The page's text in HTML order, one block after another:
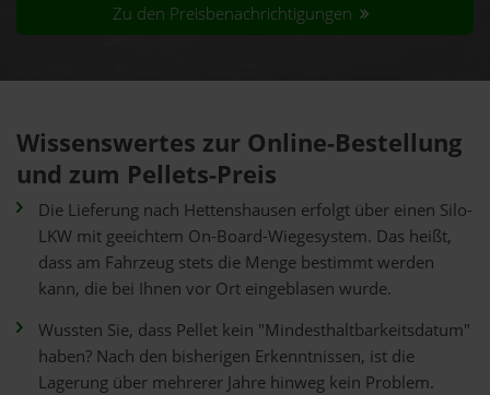
Zu den Preisbenachrichtigungen
Wissenswertes zur Online-Bestellung
und zum Pellets-Preis
Die Lieferung nach Hettenshausen erfolgt über einen Silo-
LKW mit geeichtem On-Board-Wiegesystem. Das heißt,
dass am Fahrzeug stets die Menge bestimmt werden
kann, die bei Ihnen vor Ort eingeblasen wurde.
Wussten Sie, dass Pellet kein "Mindesthaltbarkeitsdatum"
haben? Nach den bisherigen Erkenntnissen, ist die
Lagerung über mehrerer Jahre hinweg kein Problem.